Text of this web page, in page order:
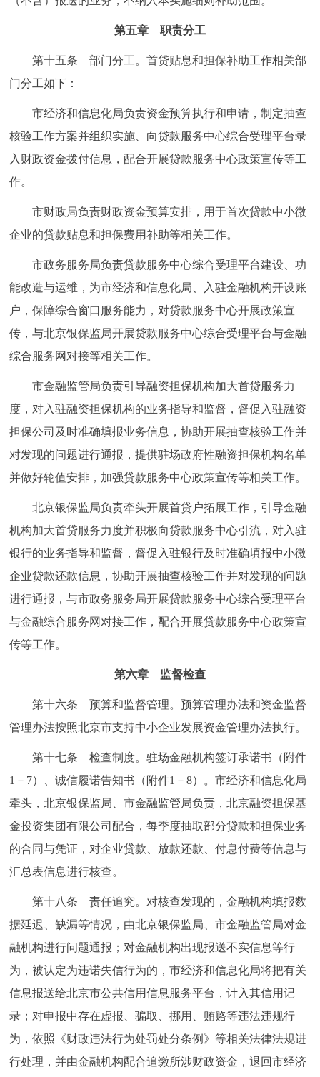
第五章 职责分工
第十五条 部门分工。首贷贴息和担保补助工作相关部
门分工如下：
市经济和信息化局负责资金预算执行和申请，制定抽查
核验工作方案并组织实施、向贷款服务中心综合受理平台录
入财政资金拨付信息，配合开展贷款服务中心政策宣传等工
作。
市财政局负责财政资金预算安排，用于首次贷款中小微
企业的贷款贴息和担保费用补助等相关工作。
市政务服务局负责贷款服务中心综合受理平台建设、功
能改造与运维，为市经济和信息化局、入驻金融机构开设账
户，保障综合窗口服务能力，对贷款服务中心开展政策宣
传，与北京银保监局开展贷款服务中心综合受理平台与金融
综合服务网对接等相关工作。
市金融监管局负责引导融资担保机构加大首贷服务力
度，对入驻融资担保机构的业务指导和监督，督促入驻融资
担保公司及时准确填报业务信息，协助开展抽查核验工作并
对发现的问题进行通报，提供驻场政府性融资担保机构名单
并做好轮值安排，加强贷款服务中心政策宣传等相关工作。
北京银保监局负责牵头开展首贷户拓展工作，引导金融
机构加大首贷服务力度并积极向贷款服务中心引流，对入驻
银行的业务指导和监督，督促入驻银行及时准确填报中小微
企业贷款还款信息，协助开展抽查核验工作并对发现的问题
进行通报，与市政务服务局开展贷款服务中心综合受理平台
与金融综合服务网对接工作，配合开展贷款服务中心政策宣
传等工作。
第六章 监督检查
第十六条 预算和监督管理。预算管理办法和资金监督
管理办法按照北京市支持中小企业发展资金管理办法执行。
第十七条 检查制度。驻场金融机构签订承诺书（附件
1－7）、诚信履诺告知书（附件1－8）。市经济和信息化局
牵头，北京银保监局、市金融监管局负责，北京融资担保基
金投资集团有限公司配合，每季度抽取部分贷款和担保业务
的合同与凭证，对企业贷款、放款还款、付息付费等信息与
汇总表信息进行核查。
第十八条 责任追究。对核查发现的，金融机构填报数
据延迟、缺漏等情况，由北京银保监局、市金融监管局对金
融机构进行问题通报；对金融机构出现报送不实信息等行
为，被认定为违诺失信行为的，市经济和信息化局将把有关
信息报送给北京市公共信用信息服务平台，计入其信用记
录；对申报中存在虚报、骗取、挪用、贿赂等违法违规行
为，依照《财政违法行为处罚处分条例》等相关法律法规进
行处理，并由金融机构配合追缴所涉财政资金，退回市经济